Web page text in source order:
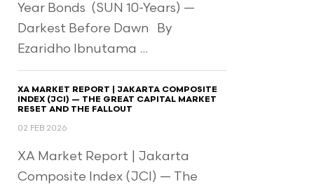
Year Bonds (SUN 10-Years) —
Darkest Before Dawn By
Ezaridho Ibnutama ...
XA MARKET REPORT | JAKARTA COMPOSITE
INDEX (JCI) — THE GREAT CAPITAL MARKET
RESET AND THE FALLOUT
02 FEB 2026
XA Market Report | Jakarta
Composite Index (JCI) — The